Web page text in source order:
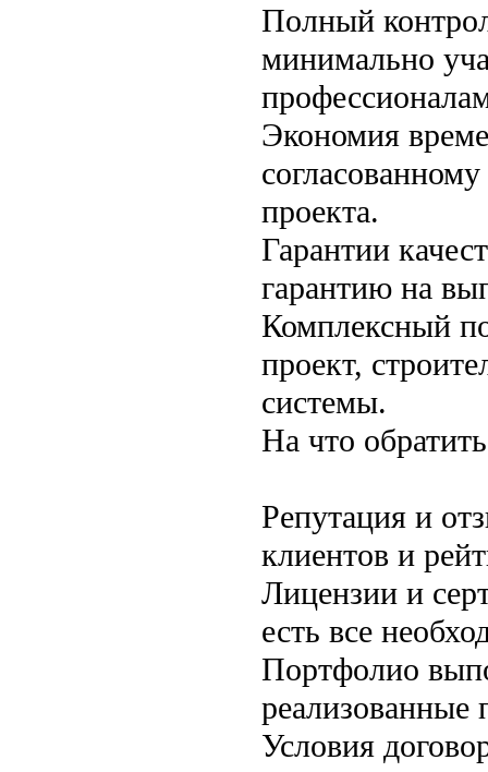
Полный
минимально
Экономия
проекта.
Гарантии
гарантию на
Комплексный
проект,
системы.
На что
Репутация и
клиентов и
Лицензии и
есть все
Портфолио
реализованные
Условия